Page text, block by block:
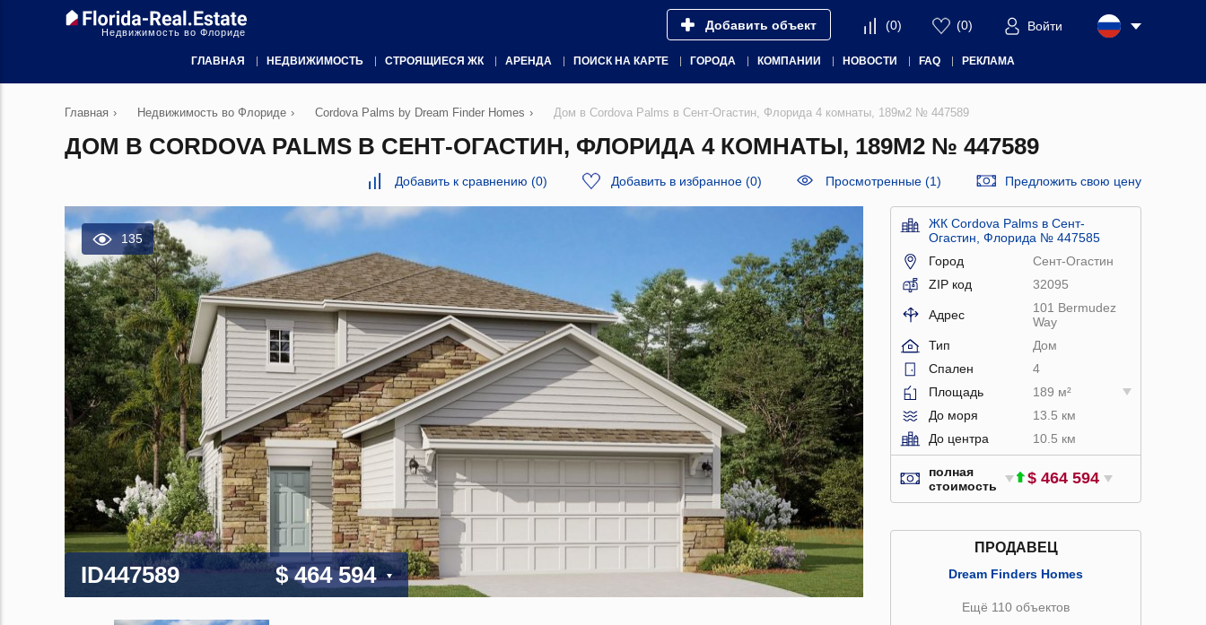
Недвижимость во Флориде Добавить объект (0) (0) Войти
ГЛАВНАЯ НЕДВИЖИМОСТЬ СТРОЯЩИЕСЯ ЖК АРЕНДА ПОИСК НА КАРТЕ ГОРОДА КОМПАНИИ НОВОСТИ FAQ РЕКЛАМА
Главная › Недвижимость во Флориде › Cordova Palms by Dream Finder Homes › Дом в Cordova Palms в Сент-Огастин, Флорида 4 комнаты, 189м2 № 447589
ДОМ В CORDOVA PALMS В СЕНТ-ОГАСТИН, ФЛОРИДА 4 КОМНАТЫ, 189М2 № 447589
Добавить к сравнению (0) Добавить в избранное (0) Просмотренные (1) Предложить свою цену
135
ID447589 $ 464 594
ЖК Cordova Palms в Сент-
Огастин, Флорида № 447585
Город
Сент-Огастин
ZIP код
32095
Адрес
101 Bermudez
Way
Тип
Дом
Спален
4
Площадь
189 м²
До моря
13.5 км
До центра
10.5 км
полная
стоимость
$ 464 594
ПРОДАВЕЦ
Dream Finders Homes
Ещё 110 объектов